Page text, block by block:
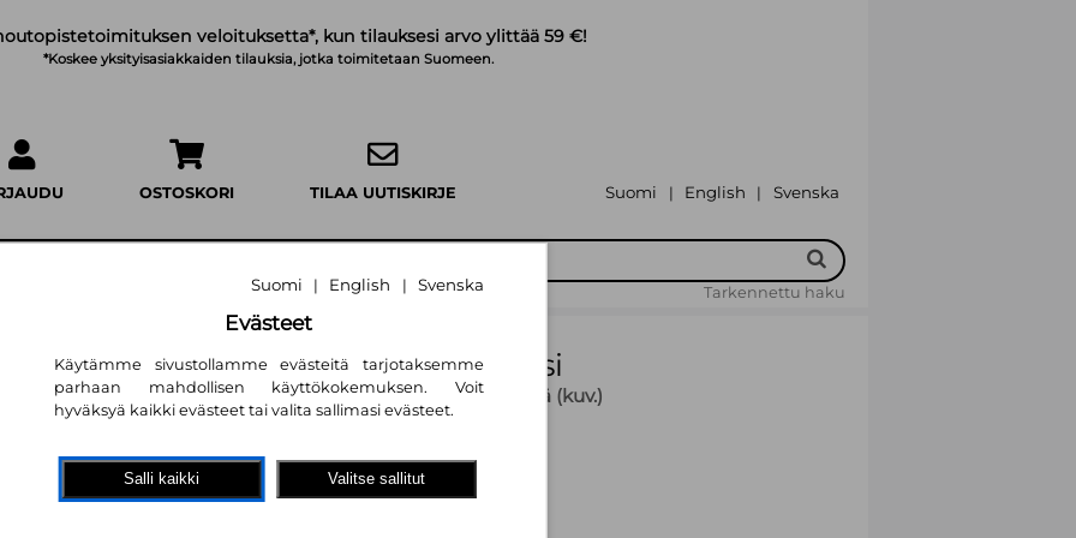
veloituksetta*, kun tilauksesi arvo ylittää 59 €!
*Koskee yksityisasiakkaiden tilauksia, jotka toimitetaan Suomeen.
OSTOSKORI TILAA UUTISKIRJE Suomi | English | Svenska
Tarkennettu haku
Siunausta poluillesi
Anna-Mari Kaskinen ,Ari Törmä (kuv.)
19,10 €
Suomi | English | Svenska
Evästeet
Käytämme sivustollamme evästeitä tarjotaksemme
parhaan mahdollisen käyttökokemuksen. Voit
hyväksyä kaikki evästeet tai valita sallimasi evästeet.
Salli kaikki Valitse sallitut